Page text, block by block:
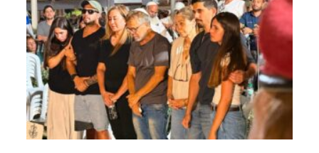
איציק נועם מייסד מקומו ערב ערב נפטר